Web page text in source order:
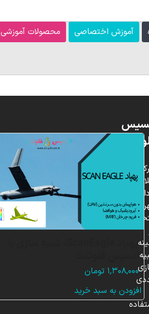
محصولات آموزشی آموزش اختصاصی
۱,۳۰۸,۰۰۰ تومان
افزودن به سبد خرید